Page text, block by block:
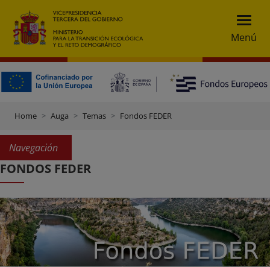
Menú
Home Auga Temas Fondos FEDER
Navegación
FONDOS FEDER